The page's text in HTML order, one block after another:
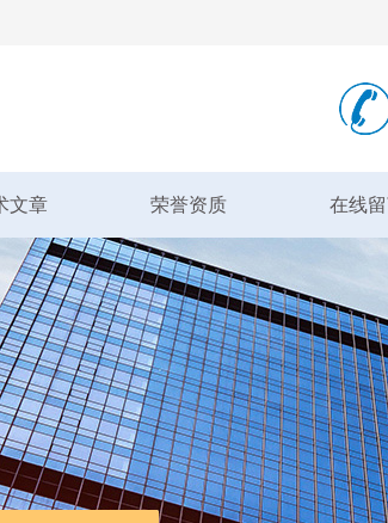
文章 荣誉资质 在线